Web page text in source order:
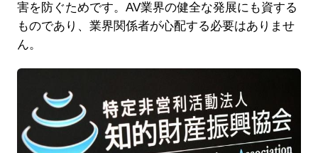
害を防ぐためです。AV業界の健全な発展にも資する
ものであり、業界関係者が心配する必要はありませ
ん。